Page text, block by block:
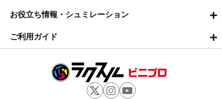
お役立ち情報・シュミレーション
ご利用ガイド